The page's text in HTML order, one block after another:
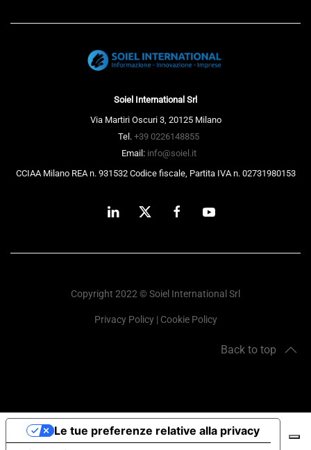
Soiel International Srl
Via Martiri Oscuri 3, 20125 Milano
Tel. +39 0226148855
Email: info@soiel.it
CCIAA Milano REA n. 931532 Codice fiscale, Partita IVA n. 02731980153
Copyright 2022 © Soiel International Srl
Privacy Policy| Cookie Policy
Back to top
Le tue preferenze relative alla privacy